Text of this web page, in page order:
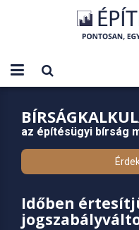
az építésügyi bírság
Időben